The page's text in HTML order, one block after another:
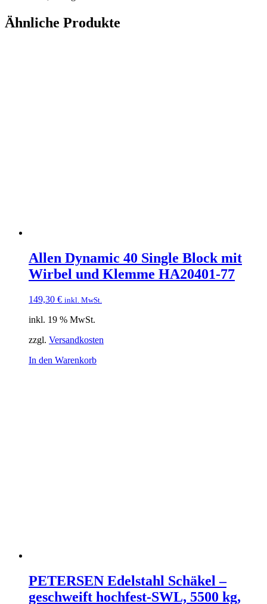
Ähnliche Produkte
Allen Dynamic 40 Single Block mit
Wirbel und Klemme HA20401-77
149,30 € inkl. MwSt.
inkl. 19 % MwSt.
zzgl. Versandkosten
In den Warenkorb
PETERSEN Edelstahl Schäkel –
geschweift hochfest-SWL, 5500 kg,